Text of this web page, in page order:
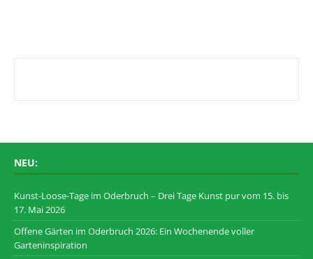
NEU:
Kunst-Loose-Tage im Oderbruch – Drei Tage Kunst pur vom 15. bis
17. Mai 2026
Offene Gärten im Oderbruch 2026: Ein Wochenende voller
Garteninspiration